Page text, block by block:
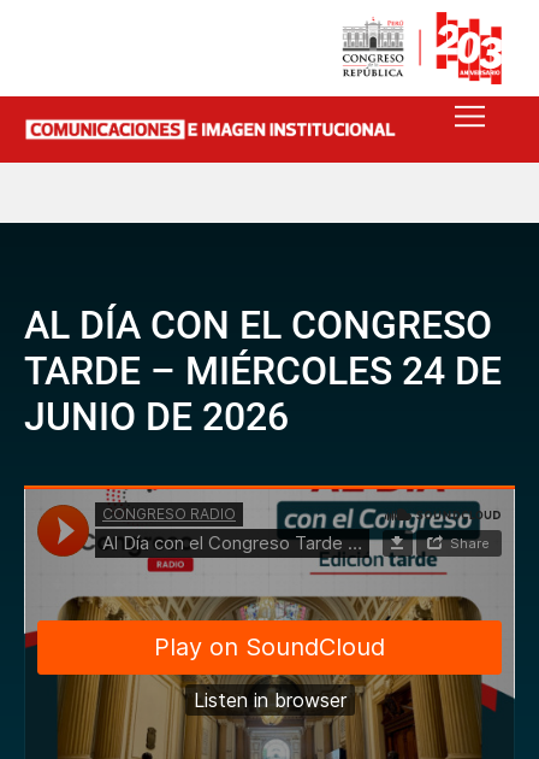
AL DÍA CON EL CONGRESO
TARDE – MIÉRCOLES 24 DE
JUNIO DE 2026